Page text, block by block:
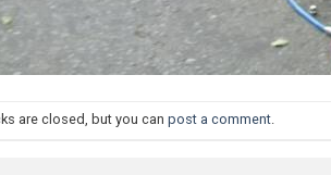
are closed, but you can post a comment